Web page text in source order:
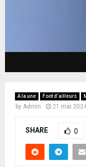
A la une Foot d’ailleurs
by Admin 21 mai
SHARE 0